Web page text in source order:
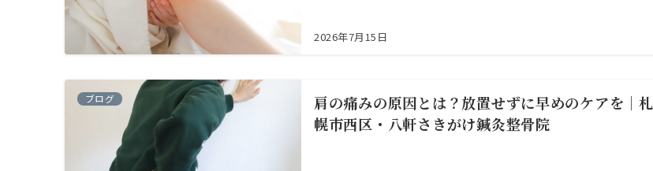
2026年7月15日
ブログ
肩の痛みの原因とは？放置せずに早めのケアを｜札
幌市西区・八軒さきがけ鍼灸整骨院